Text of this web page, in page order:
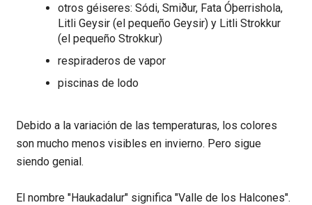
otros géiseres: Sódi, Smiður, Fata Óþerrishola,
Litli Geysir (el pequeño Geysir) y Litli Strokkur
(el pequeño Strokkur)
respiraderos de vapor
piscinas de lodo
Debido a la variación de las temperaturas, los colores
son mucho menos visibles en invierno. Pero sigue
siendo genial.
El nombre "Haukadalur" significa "Valle de los Halcones".